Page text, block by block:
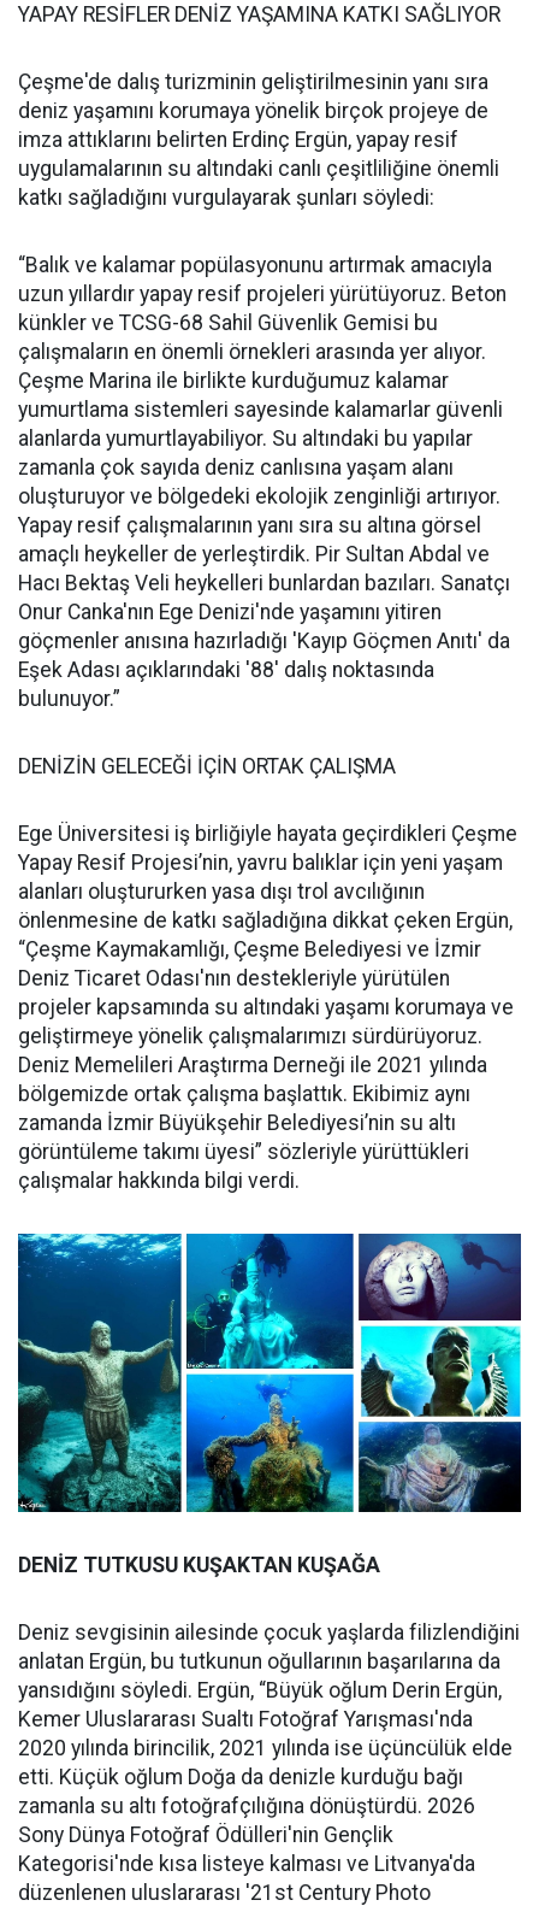
YAPAY RESİFLER DENİZ YAŞAMINA KATKI SAĞLIYOR
Çeşme'de dalış turizminin geliştirilmesinin yanı sıra
deniz yaşamını korumaya yönelik birçok projeye de
imza attıklarını belirten Erdinç Ergün, yapay resif
uygulamalarının su altındaki canlı çeşitliliğine önemli
katkı sağladığını vurgulayarak şunları söyledi:
“Balık ve kalamar popülasyonunu artırmak amacıyla
uzun yıllardır yapay resif projeleri yürütüyoruz. Beton
künkler ve TCSG-68 Sahil Güvenlik Gemisi bu
çalışmaların en önemli örnekleri arasında yer alıyor.
Çeşme Marina ile birlikte kurduğumuz kalamar
yumurtlama sistemleri sayesinde kalamarlar güvenli
alanlarda yumurtlayabiliyor. Su altındaki bu yapılar
zamanla çok sayıda deniz canlısına yaşam alanı
oluşturuyor ve bölgedeki ekolojik zenginliği artırıyor.
Yapay resif çalışmalarının yanı sıra su altına görsel
amaçlı heykeller de yerleştirdik. Pir Sultan Abdal ve
Hacı Bektaş Veli heykelleri bunlardan bazıları. Sanatçı
Onur Canka'nın Ege Denizi'nde yaşamını yitiren
göçmenler anısına hazırladığı 'Kayıp Göçmen Anıtı' da
Eşek Adası açıklarındaki '88' dalış noktasında
bulunuyor.”
DENİZİN GELECEĞİ İÇİN ORTAK ÇALIŞMA
Ege Üniversitesi iş birliğiyle hayata geçirdikleri Çeşme
Yapay Resif Projesi’nin, yavru balıklar için yeni yaşam
alanları oluştururken yasa dışı trol avcılığının
önlenmesine de katkı sağladığına dikkat çeken Ergün,
“Çeşme Kaymakamlığı, Çeşme Belediyesi ve İzmir
Deniz Ticaret Odası'nın destekleriyle yürütülen
projeler kapsamında su altındaki yaşamı korumaya ve
geliştirmeye yönelik çalışmalarımızı sürdürüyoruz.
Deniz Memelileri Araştırma Derneği ile 2021 yılında
bölgemizde ortak çalışma başlattık. Ekibimiz aynı
zamanda İzmir Büyükşehir Belediyesi’nin su altı
görüntüleme takımı üyesi” sözleriyle yürüttükleri
çalışmalar hakkında bilgi verdi.
DENİZ TUTKUSU KUŞAKTAN KUŞAĞA
Deniz sevgisinin ailesinde çocuk yaşlarda filizlendiğini
anlatan Ergün, bu tutkunun oğullarının başarılarına da
yansıdığını söyledi. Ergün, “Büyük oğlum Derin Ergün,
Kemer Uluslararası Sualtı Fotoğraf Yarışması'nda
2020 yılında birincilik, 2021 yılında ise üçüncülük elde
etti. Küçük oğlum Doğa da denizle kurduğu bağı
zamanla su altı fotoğrafçılığına dönüştürdü. 2026
Sony Dünya Fotoğraf Ödülleri'nin Gençlik
Kategorisi'nde kısa listeye kalması ve Litvanya'da
düzenlenen uluslararası '21st Century Photo